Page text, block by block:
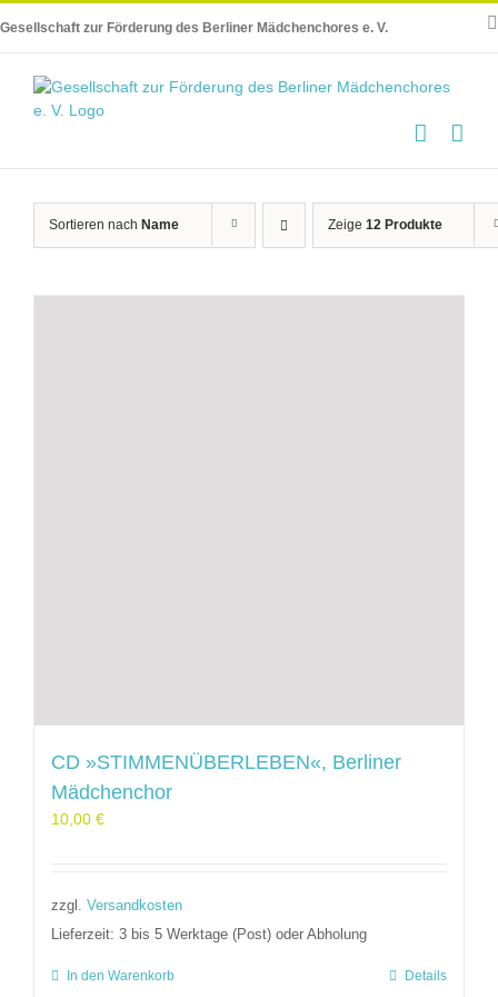
to
content
Gesellschaft zur Förderung des Berliner Mädchenchores e. V.
Sortieren nach Name Zeige 12 Produkte
CD »STIMMENÜBERLEBEN«, Berliner
Mädchenchor
10,00 €
zzgl. Versandkosten
Lieferzeit: 3 bis 5 Werktage (Post) oder Abholung
In den Warenkorb Details